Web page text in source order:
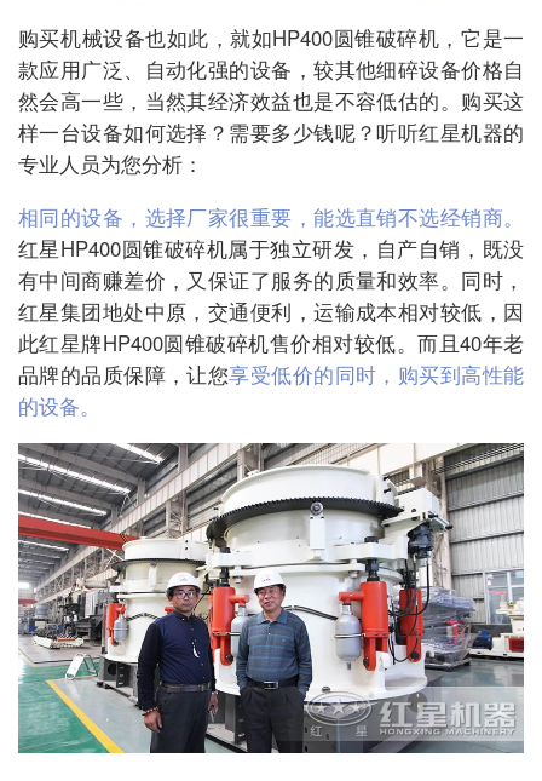
购买机械设备也如此，就如HP400圆锥破碎机，它是一
款应用广泛、自动化强的设备，较其他细碎设备价格自
然会高一些，当然其经济效益也是不容低估的。购买这
样一台设备如何选择？需要多少钱呢？听听红星机器的
专业人员为您分析：
相同的设备，选择厂家很重要，能选直销不选经销商。
红星HP400圆锥破碎机属于独立研发，自产自销，既没
有中间商赚差价，又保证了服务的质量和效率。同时，
红星集团地处中原，交通便利，运输成本相对较低，因
此红星牌HP400圆锥破碎机售价相对较低。而且40年老
品牌的品质保障，让您享受低价的同时，购买到高性能
的设备。